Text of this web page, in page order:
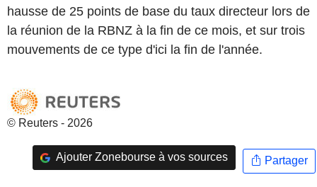
hausse de 25 points de base du taux directeur lors de
la réunion de la RBNZ à la fin de ce mois, et sur trois
mouvements de ce type d'ici la fin de l'année.
© Reuters - 2026
Ajouter Zonebourse à vos sources Partager